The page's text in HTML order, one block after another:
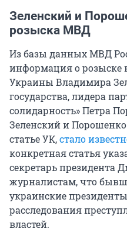
Зеленский и
розыска МВД
Из базы данных МВД
информация о розыске
Украины Владимира
государства, лидера
солидарность» Петра
Зеленский и
статье УК,стало
конкретная статья
секретарь президента
журналистам, что
украинские
расследования
властей.